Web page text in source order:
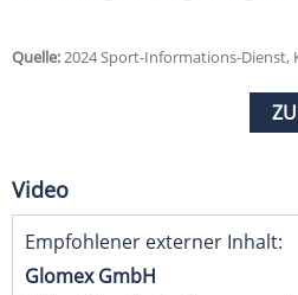
Quelle:2024 Sport-Informations-Dienst,
Video
Empfohlener externer Inhalt:
Glomex GmbH